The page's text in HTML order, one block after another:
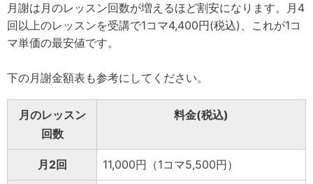
月謝は月のレッスン回数が増えるほど割安になります。月4
回以上のレッスンを受講で1コマ4,400円(税込)、これが1コ
マ単価の最安値です。
下の月謝金額表も参考にしてください。
月のレッスン
回数
料金(税込)
月2回 11,000円（1コマ5,500円）